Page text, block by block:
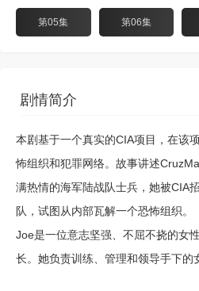
第05集 第06集
剧情简介
本剧基于一个真实的CIA项目，在该
怖组织和犯罪网络。故事讲述
满热情的海军陆战队士兵，她被CIA
队，试图从内部瓦解一个恐怖组织。
Joe是一位意志坚强、不屈不挠的女
长。她负责训练、管理和领导手下的